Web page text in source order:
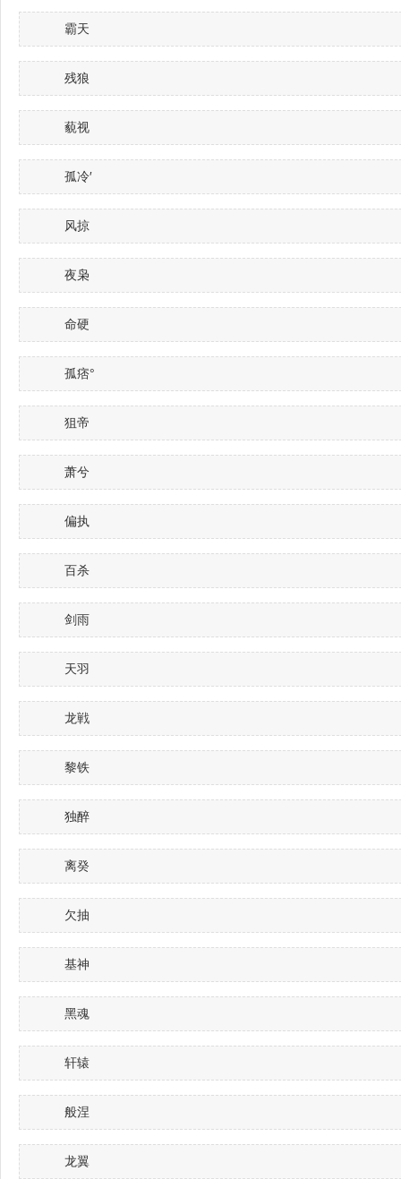
霸天
残狼
藐视
孤冷′
风掠
夜枭
命硬
孤痞°
狙帝
萧兮
偏执
百杀
剑雨
天羽
龙戦
黎铁
独醉
离癸
欠抽
基神
黑魂
轩辕
般涅
龙翼